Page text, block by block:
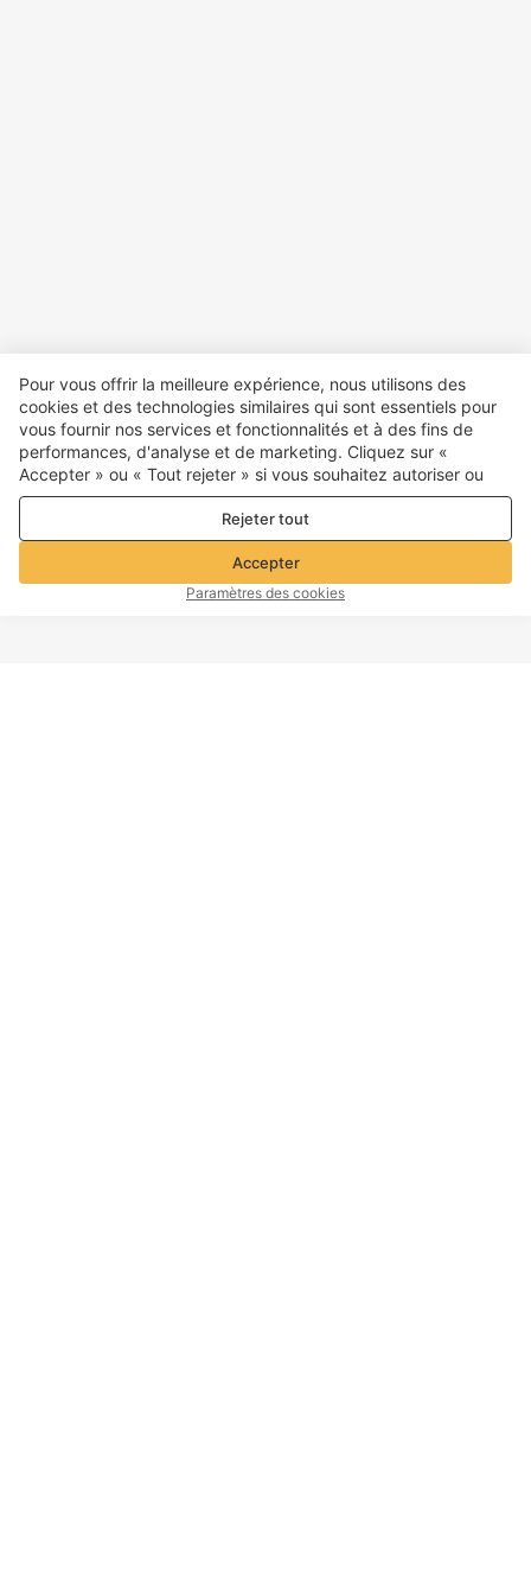
Pour vous offrir la meilleure expérience, nous utilisons des
cookies et des technologies similaires qui sont essentiels pour
vous fournir nos services et fonctionnalités et à des fins de
performances, d'analyse et de marketing. Cliquez sur «
Accepter » ou « Tout rejeter » si vous souhaitez autoriser ou
refuser tout. cookies à des fins de performance, d’analyse et
de marketing. Pour plus de détails, consultez notre
confidentialité et de cookies
Rejeter tout
Accepter
Paramètres des cookies